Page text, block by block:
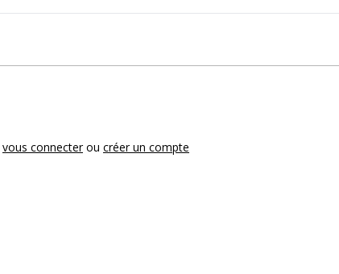
vous connecterou créer un compte